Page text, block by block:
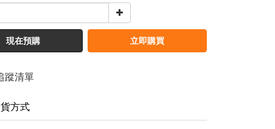
現在預購 立即購買
蹤清單
方式